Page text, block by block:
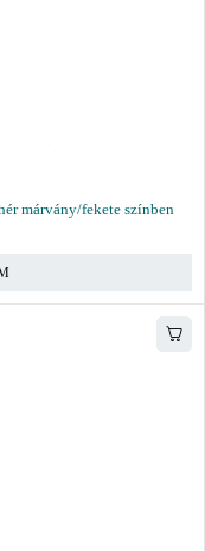
márvány/fekete színben